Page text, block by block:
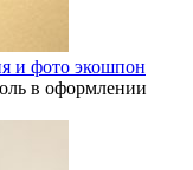
и фото экошпон
в оформлении